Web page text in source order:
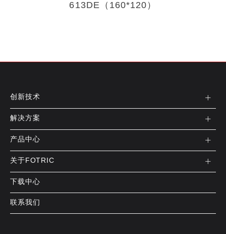
613DE（160*120）
创新技术
解决方案
产品中心
关于FOTRIC
下载中心
联系我们